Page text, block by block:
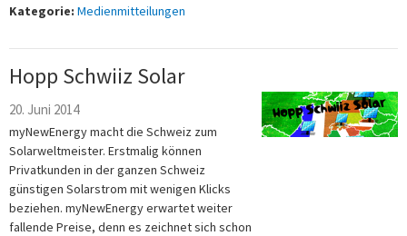
Kategorie: Medienmitteilungen
Hopp Schwiiz Solar
20. Juni 2014
myNewEnergy macht die Schweiz zum
Solarweltmeister. Erstmalig können
Privatkunden in der ganzen Schweiz
günstigen Solarstrom mit wenigen Klicks
beziehen. myNewEnergy erwartet weiter
fallende Preise, denn es zeichnet sich schon